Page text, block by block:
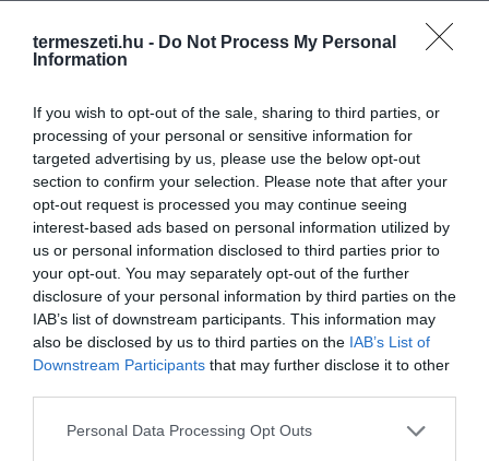
termeszeti.hu - Do Not Process My Personal
Information
If you wish to opt-out of the sale, sharing to third parties, or
processing of your personal or sensitive information for
targeted advertising by us, please use the below opt-out
section to confirm your selection. Please note that after your
opt-out request is processed you may continue seeing
interest-based ads based on personal information utilized by
us or personal information disclosed to third parties prior to
your opt-out. You may separately opt-out of the further
disclosure of your personal information by third parties on the
IAB’s list of downstream participants. This information may
also be disclosed by us to third parties on the IAB’s List of
Downstream Participants that may further disclose it to other
Please note that this website/app uses one or more Google
Personal Data Processing Opt Outs
ELŐZŐ CIKK
ELKÉPESZTŐ ÜGYESSÉGGEL RENDELKEZTEK A
GÓLYALÁBAKON KÖZLEKEDŐ JUHÁSZOK
KÖVETKEZŐ CIKK